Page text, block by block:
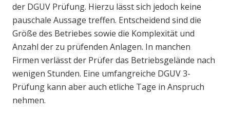
der DGUV Prüfung. Hierzu lässt sich jedoch keine
pauschale Aussage treffen. Entscheidend sind die
Größe des Betriebes sowie die Komplexität und
Anzahl der zu prüfenden Anlagen. In manchen
Firmen verlässt der Prüfer das Betriebsgelände nach
wenigen Stunden. Eine umfangreiche DGUV 3-
Prüfung kann aber auch etliche Tage in Anspruch
nehmen.